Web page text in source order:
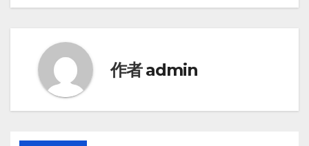
航
作者admin